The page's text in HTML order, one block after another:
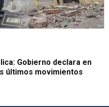
Gobierno declara en
últimos movimientos